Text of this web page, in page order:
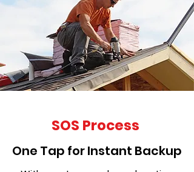
SOS Process
One Tap for Instant Backup